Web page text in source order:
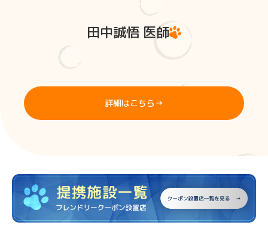
田中誠悟 医師
詳細はこちら →